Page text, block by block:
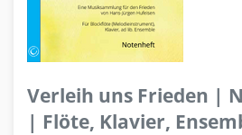
Verleih uns Frieden |
| Flöte, Klavier,